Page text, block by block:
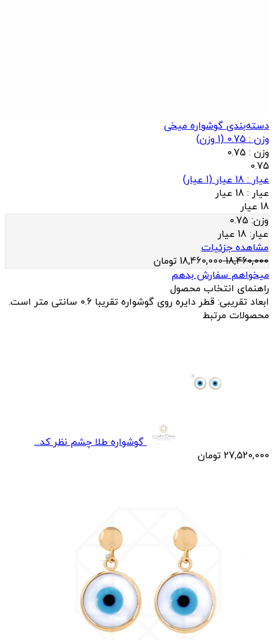
دسته‌بندی گوشواره میخی
وزن : 0.75
(
1 وزن)
وزن : 0.75
0.75
عيار : 18 عیار
(
1 عيار)
عيار : 18 عیار
18 عیار
وزن: 0.75
عيار: 18 عیار
مشاهده جزئیات
18,460,000
18,460,000 تومان
میخواهم سفارش بدهم
راهنمای انتخاب محصول
ابعاد تقریبی: قطر دایره روی گوشواره تقریبا 0.6 سانتی متر است.
محصولات مرتبط
گوشواره طلا چشم نظر کد...
27,520,000 تومان